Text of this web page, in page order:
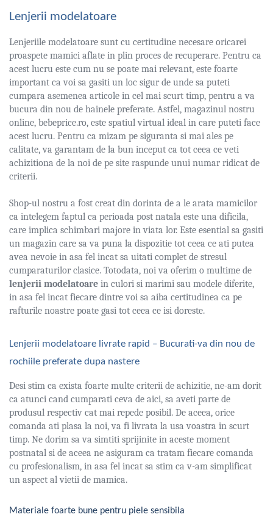
Lenjerii modelatoare
Lenjeriile modelatoare sunt cu certitudine necesare oricarei
proaspete mamici aflate in plin proces de recuperare. Pentru ca
acest lucru este cum nu se poate mai relevant, este foarte
important ca voi sa gasiti un loc sigur de unde sa puteti
cumpara asemenea articole in cel mai scurt timp, pentru a va
bucura din nou de hainele preferate. Astfel, magazinul nostru
online, bebeprice.ro, este spatiul virtual ideal in care puteti face
acest lucru. Pentru ca mizam pe siguranta si mai ales pe
calitate, va garantam de la bun inceput ca tot ceea ce veti
achizitiona de la noi de pe site raspunde unui numar ridicat de
criterii.
Shop-ul nostru a fost creat din dorinta de a le arata mamicilor
ca intelegem faptul ca perioada post natala este una dificila,
care implica schimbari majore in viata lor. Este esential sa gasiti
un magazin care sa va puna la dispozitie tot ceea ce ati putea
avea nevoie in asa fel incat sa uitati complet de stresul
cumparaturilor clasice. Totodata, noi va oferim o multime de
lenjerii modelatoare in culori si marimi sau modele diferite,
in asa fel incat fiecare dintre voi sa aiba certitudinea ca pe
rafturile noastre poate gasi tot ceea ce isi doreste.
Lenjerii modelatoare livrate rapid – Bucurati-va din nou de
rochiile preferate dupa nastere
Desi stim ca exista foarte multe criterii de achizitie, ne-am dorit
ca atunci cand cumparati ceva de aici, sa aveti parte de
produsul respectiv cat mai repede posibil. De aceea, orice
comanda ati plasa la noi, va fi livrata la usa voastra in scurt
timp. Ne dorim sa va simtiti sprijinite in aceste moment
postnatal si de aceea ne asiguram ca tratam fiecare comanda
cu profesionalism, in asa fel incat sa stim ca v-am simplificat
un aspect al vietii de mamica.
Materiale foarte bune pentru piele sensibila